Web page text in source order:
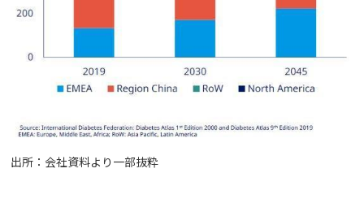
出所：会社資料より一部抜粋